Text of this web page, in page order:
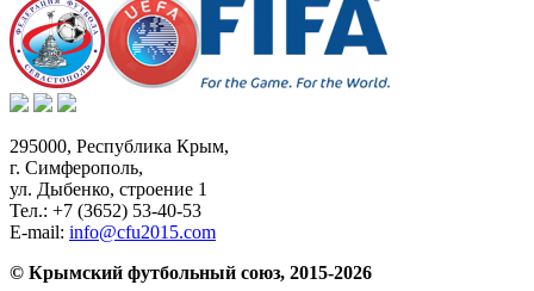
295000, Республика Крым,
г. Симферополь,
ул. Дыбенко, строение 1
Тел.: +7 (3652) 53-40-53
E-mail: info@cfu2015.com
© Крымский футбольный союз, 2015-2026